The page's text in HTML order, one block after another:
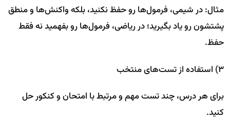
مثال: در شیمی، فرمول‌ها رو حفظ نکنید، بلکه واکنش‌ها و منطق
پشتشون رو یاد بگیرید؛ در ریاضی، فرمول‌ها رو بفهمید نه فقط
حفظ.
۳) استفاده از تست‌های منتخب
برای هر درس، چند تست مهم و مرتبط با امتحان و کنکور حل
کنید.